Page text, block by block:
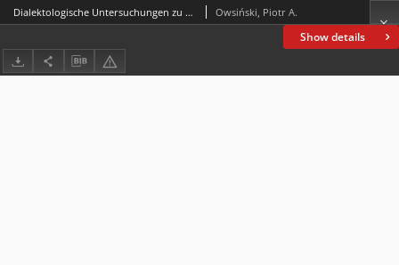
Show details
Dialektologische Untersuchungen zu einem Krakauer Testament aus dem 16. Jahrhundert Owsiński, Piotr A.